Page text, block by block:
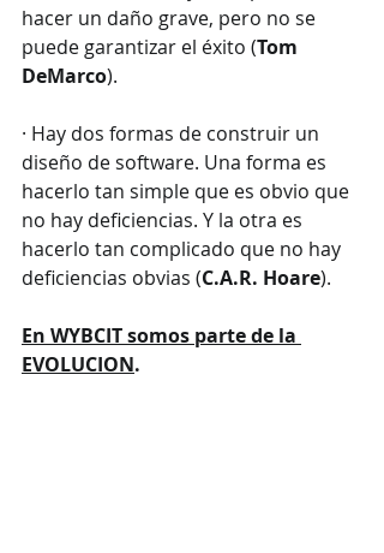
hacer un daño grave, pero no se
puede garantizar el éxito (Tom
DeMarco).
· Hay dos formas de construir un
diseño de software. Una forma es
hacerlo tan simple que es obvio que
no hay deficiencias. Y la otra es
hacerlo tan complicado que no hay
deficiencias obvias (C.A.R. Hoare).
En WYBCIT somos parte de la
EVOLUCION.